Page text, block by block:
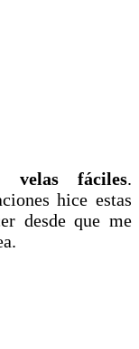
velas fáciles.
hice estas
desde que me